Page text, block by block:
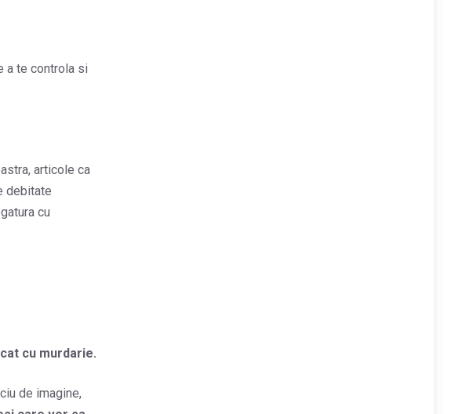
a te controla si
articole ca
debitate
cu
cu murdarie.
de imagine,